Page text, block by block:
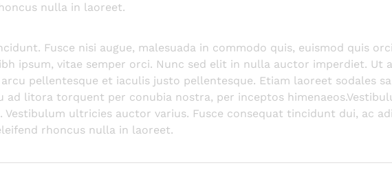
nulla in laoreet.
Fusce nisi augue, malesuada in commodo quis, euismod quis
ipsum, vitae semper orci. Nunc sed elit in nulla auctor imperdiet. Ut
pellentesque et iaculis justo pellentesque. Etiam laoreet sodales
ad litora torquent per conubia nostra, per inceptos
ultricies auctor varius. Fusce consequat tincidunt dui, ac
rhoncus nulla in laoreet.